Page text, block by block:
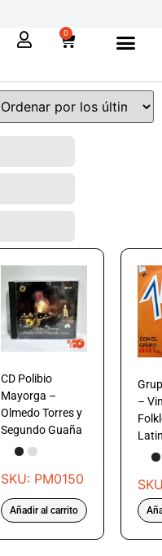
0
CD Polibio
Mayorga –
Olmedo Torres y
Segundo Guaña
SKU: PM0150
Añadir al carrito
–